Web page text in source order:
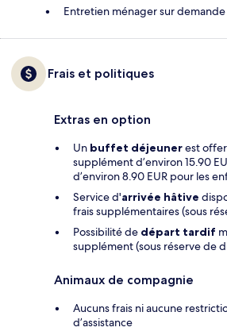
Entretien ménager sur demande
Frais et politiques
Extras en option
Un buffet déjeunerest
supplément d’environ 15.90
d’environ 8.90 EUR pour les
Service d'arrivée hâtive
frais supplémentaires (sous
Possibilité de départ tardif
supplément (sous réserve de
Animaux de compagnie
Aucuns frais ni aucune
d’assistance